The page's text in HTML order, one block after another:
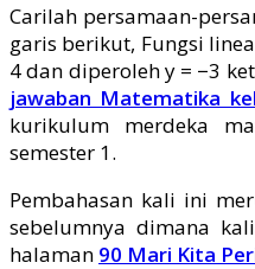
Carilah persamaan-
garis berikut, Fungsi
4 dan diperoleh y = −3
jawaban Matematika
kurikulum merdeka
semester 1.
Pembahasan kali ini
sebelumnya dimana
halaman 90 Mari Kita